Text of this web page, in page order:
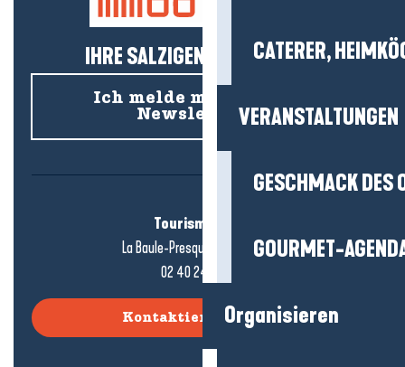
CATERER,
VERANSTALTUNGEN
GESCHMACK DES
GOURMET-
Organisieren
IHRE SALZIGEN NEUIGKEITEN!
Ich melde mich für den
Newsletter an
Tourismusbüro
La Baule-Presqu'île de Guérande
02 40 24 34 44
Kontaktieren Sie uns